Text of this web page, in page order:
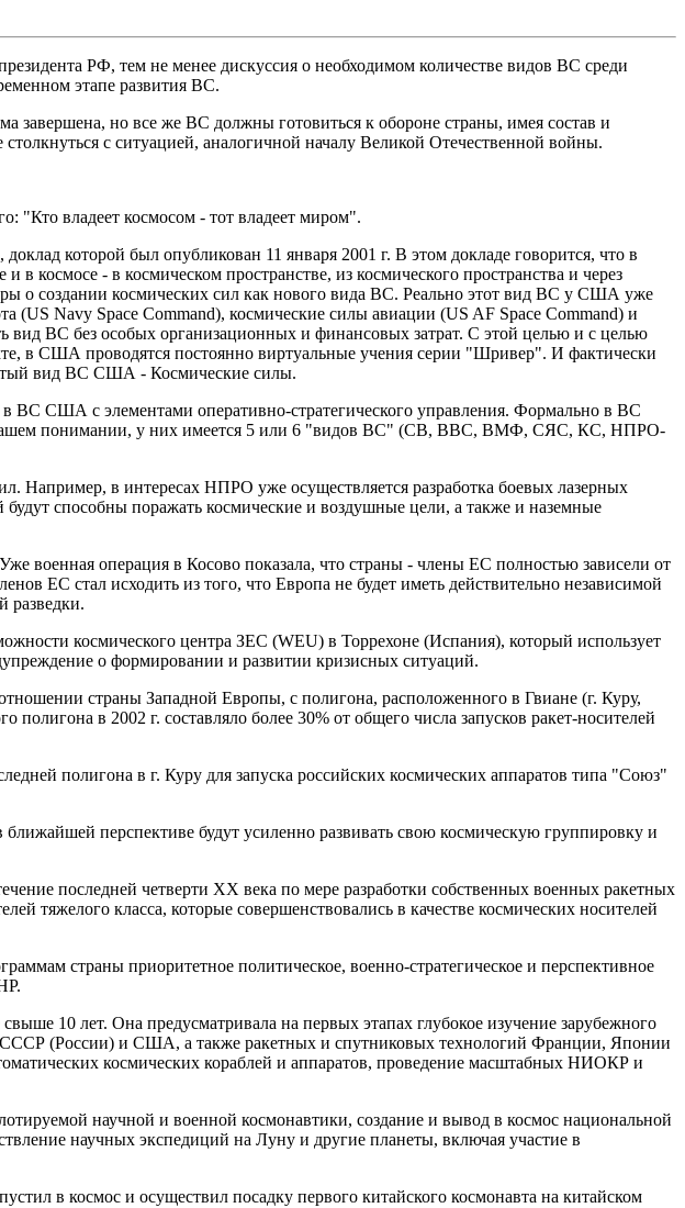
РФ, тем не менее дискуссия о необходимом количестве видов ВС среди
этапе развития ВС.
завершена, но все же ВС должны готовиться к обороне страны, имея состав и
с ситуацией, аналогичной началу Великой Отечественной войны.
"Кто владеет космосом - тот владеет миром".
которой был опубликован 11 января 2001 г. В этом докладе говорится, что в
- в космическом пространстве, из космического пространства и через
о создании космических сил как нового вида ВС. Реально этот вид ВС у США уже
(US Navy Space Command), космические силы авиации (US AF Space Command) и
вид ВС без особых организационных и финансовых затрат. С этой целью и с целью
в США проводятся постоянно виртуальные учения серии "Шривер". И фактически
вид ВС США - Космические силы.
в ВС США с элементами оперативно-стратегического управления. Формально в ВС
понимании, у них имеется 5 или 6 "видов ВС" (СВ, ВВС, ВМФ, СЯС, КС, НПРО-
в интересах НПРО уже осуществляется разработка боевых лазерных
будут способны поражать космические и воздушные цели, а также и наземные
военная операция в Косово показала, что страны - члены ЕС полностью зависели от
ЕС стал исходить из того, что Европа не будет иметь действительно независимой
разведки.
космического центра ЗЕС (WEU) в Торрехоне (Испания), который использует
о формировании и развитии кризисных ситуаций.
страны Западной Европы, с полигона, расположенного в Гвиане (г. Куру,
в 2002 г. составляло более 30% от общего числа запусков ракет-носителей
полигона в г. Куру для запуска российских космических аппаратов типа "Союз"
перспективе будут усиленно развивать свою космическую группировку и
последней четверти XX века по мере разработки собственных военных ракетных
тяжелого класса, которые совершенствовались в качестве космических носителей
страны приоритетное политическое, военно-стратегическое и перспективное
10 лет. Она предусматривала на первых этапах глубокое изучение зарубежного
СССР (России) и США, а также ракетных и спутниковых технологий Франции, Японии
космических кораблей и аппаратов, проведение масштабных НИОКР и
научной и военной космонавтики, создание и вывод в космос национальной
научных экспедиций на Луну и другие планеты, включая участие в
в космос и осуществил посадку первого китайского космонавта на китайском